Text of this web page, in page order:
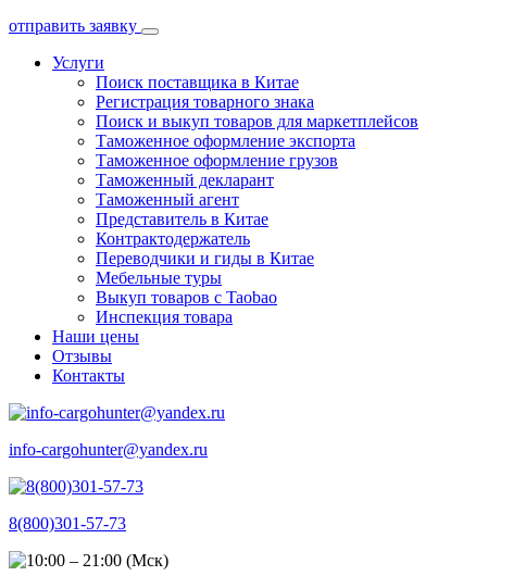
отправить заявку
Услуги
Поиск поставщика в Китае
Регистрация товарного знака
Поиск и выкуп товаров для маркетплейсов
Таможенное оформление экспорта
Таможенное оформление грузов
Таможенный декларант
Таможенный агент
Представитель в Китае
Контрактодержатель
Переводчики и гиды в Китае
Мебельные туры
Выкуп товаров с Taobao
Инспекция товара
Наши цены
Отзывы
Контакты
info-cargohunter@yandex.ru
8(800)301-57-73